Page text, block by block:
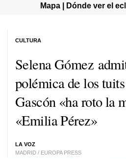
Mapa | Dónde ver el
Selena Gómez
polémica de los
Gascón «ha roto la
«Emilia Pérez»
LA VOZ
MADRID / EUROPA PRESS
CULTURA